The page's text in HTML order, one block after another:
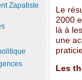
Le
2000
là à
une
Les
Zapatiste